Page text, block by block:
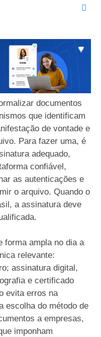
documentos
que identificam
de vontade e
Para fazer uma, é
adequado,
confiável,
as autenticações e
o arquivo. Quando o
a assinatura deve
forma ampla no dia a
relevante:
assinatura digital,
e certificado
evita erros na
escolha do método de
a empresas,
imponham